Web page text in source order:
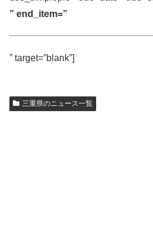
” end_item=”
” target=”blank”]
三重県のニュース一覧